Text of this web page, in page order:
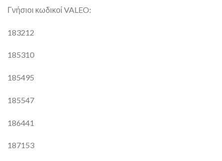
Γνήσιοι κωδικοί VALEO:
183212
185310
185495
185547
186441
187153